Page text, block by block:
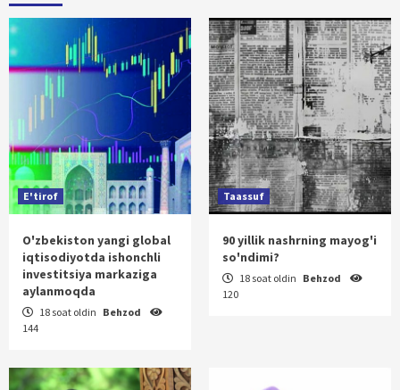
E'tirof
O'zbekiston yangi global
iqtisodiyotda ishonchli
investitsiya markaziga
aylanmoqda
18 soat oldin Behzod
144
Taassuf
90 yillik nashrning mayog'i
so'ndimi?
18 soat oldin Behzod
120